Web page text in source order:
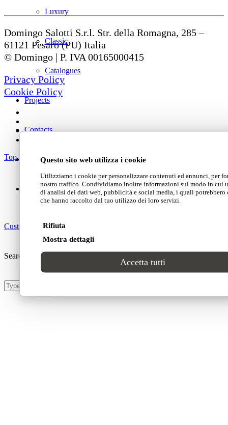
Questo sito web utilizza i cookie
Utilizziamo i cookie per personalizzare contenuti ed annunci, per
nostro traffico. Condividiamo inoltre informazioni sul modo in cui
di analisi dei dati web, pubblicità e social media, i quali
che hanno raccolto dal tuo utilizzo dei loro servizi.
Rifiuta
Mostra dettagli
Accetta tutti
Luxury
Classic
Catalogues
Projects
Contacts
Customer area
Search Site
Domingo Salotti S.r.l. Str. della Romagna, 285 –
61121 Pesaro (PU) Italia
© Domingo | P. IVA 00165000415
Privacy Policy
Cookie Policy
Top